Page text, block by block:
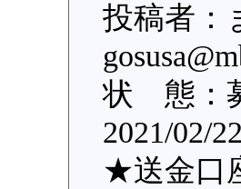
投稿者：
状 態：
2021/02/22
★送金口